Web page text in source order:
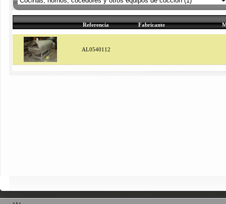
Referencia Fabricante
AL0540112